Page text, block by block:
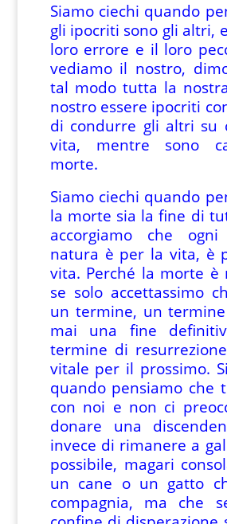
Siamo ciechi quando
gli ipocriti sono gli altri,
loro errore e il loro
vediamo il nostro,
tal modo tutta la
nostro essere ipocriti
di condurre gli altri su
vita, mentre sono
morte.
Siamo ciechi quando
la morte sia la fine di
accorgiamo che
natura è per la vita, è
vita. Perché la morte è
se solo accettassimo
un termine, un
mai una fine
termine di
vitale per il prossimo.
quando pensiamo che
con noi e non ci
donare una
invece di rimanere a
possibile, magari
un cane o un gatto
compagnia, ma che